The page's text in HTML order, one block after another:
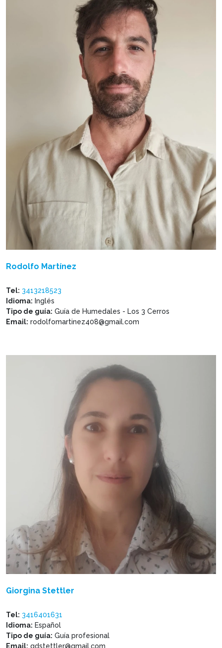
Rodolfo Martínez
Tel: 3413218523
Idioma: Inglés
Tipo de guía: Guía de Humedales - Los 3 Cerros
Email: rodolfomartinez408@gmail.com
Giorgina Stettler
Tel: 3416401631
Idioma: Español
Tipo de guía: Guía profesional
Email: gdstettler@gmail.com